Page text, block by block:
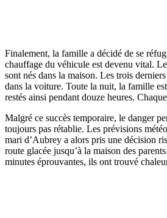
Finalement, la famille a décidé de se
chauffage du véhicule est devenu vital.
sont nés dans la maison. Les trois
dans la voiture. Toute la nuit, la famille
restés ainsi pendant douze heures.
Malgré ce succès temporaire, le danger
toujours pas rétablie. Les prévisions
mari d’Aubrey a alors pris une décision
route glacée jusqu’à la maison des
minutes éprouvantes, ils ont trouvé